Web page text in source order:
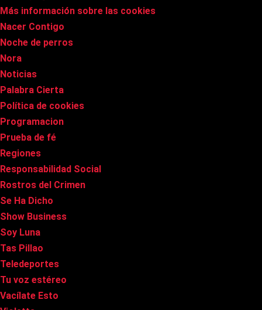
Más información sobre las cookies
Nacer Contigo
Noche de perros
Nora
Noticias
Palabra Cierta
Política de cookies
Programacion
Prueba de fé
Regiones
Responsabilidad Social
Rostros del Crimen
Se Ha Dicho
Show Business
Soy Luna
Tas Pillao
Teledeportes
Tu voz estéreo
Vacílate Esto